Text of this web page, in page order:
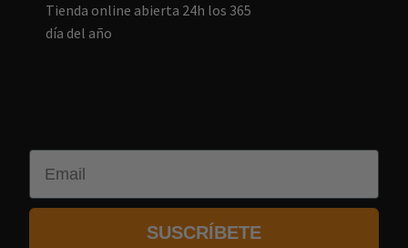
Tienda online abierta 24h los 365
día del año
Email
SUSCRÍBETE